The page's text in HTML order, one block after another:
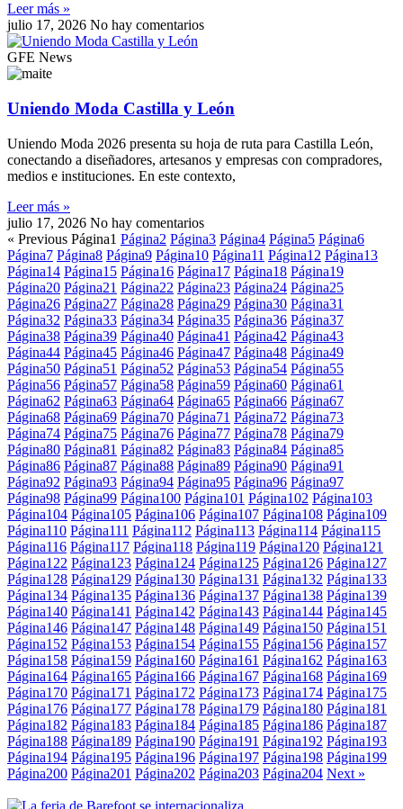
Leer más »
julio 17, 2026 No hay comentarios
GFE News
Uniendo Moda Castilla y León
Uniendo Moda 2026 presenta su hoja de ruta para Castilla León,
conectando a diseñadores, artesanos y empresas con compradores,
medios e instituciones. En este contexto,
Leer más »
julio 17, 2026 No hay comentarios
« Previous Página1 Página2 Página3 Página4 Página5 Página6
Página7 Página8 Página9 Página10 Página11 Página12 Página13
Página14 Página15 Página16 Página17 Página18 Página19
Página20 Página21 Página22 Página23 Página24 Página25
Página26 Página27 Página28 Página29 Página30 Página31
Página32 Página33 Página34 Página35 Página36 Página37
Página38 Página39 Página40 Página41 Página42 Página43
Página44 Página45 Página46 Página47 Página48 Página49
Página50 Página51 Página52 Página53 Página54 Página55
Página56 Página57 Página58 Página59 Página60 Página61
Página62 Página63 Página64 Página65 Página66 Página67
Página68 Página69 Página70 Página71 Página72 Página73
Página74 Página75 Página76 Página77 Página78 Página79
Página80 Página81 Página82 Página83 Página84 Página85
Página86 Página87 Página88 Página89 Página90 Página91
Página92 Página93 Página94 Página95 Página96 Página97
Página98 Página99 Página100 Página101 Página102 Página103
Página104 Página105 Página106 Página107 Página108 Página109
Página110 Página111 Página112 Página113 Página114 Página115
Página116 Página117 Página118 Página119 Página120 Página121
Página122 Página123 Página124 Página125 Página126 Página127
Página128 Página129 Página130 Página131 Página132 Página133
Página134 Página135 Página136 Página137 Página138 Página139
Página140 Página141 Página142 Página143 Página144 Página145
Página146 Página147 Página148 Página149 Página150 Página151
Página152 Página153 Página154 Página155 Página156 Página157
Página158 Página159 Página160 Página161 Página162 Página163
Página164 Página165 Página166 Página167 Página168 Página169
Página170 Página171 Página172 Página173 Página174 Página175
Página176 Página177 Página178 Página179 Página180 Página181
Página182 Página183 Página184 Página185 Página186 Página187
Página188 Página189 Página190 Página191 Página192 Página193
Página194 Página195 Página196 Página197 Página198 Página199
Página200 Página201 Página202 Página203 Página204 Next »